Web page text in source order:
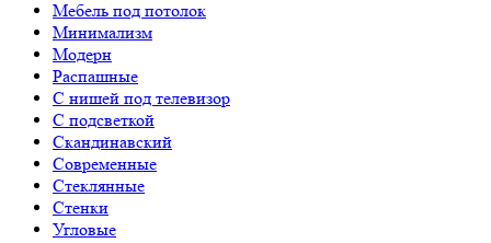
Мебель под потолок
Минимализм
Модерн
Распашные
С нишей под телевизор
С подсветкой
Скандинавский
Современные
Стеклянные
Стенки
Угловые